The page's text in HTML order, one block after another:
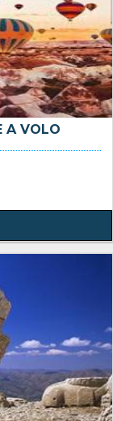
A VOLO